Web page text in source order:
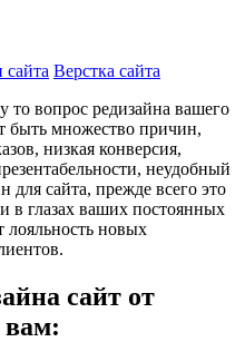
сайта Верстка сайта
вопрос редизайна вашего
быть множество причин,
низкая конверсия,
неудобный
для сайта, прежде всего это
глазах ваших постоянных
лояльность новых
сайт от
вам: